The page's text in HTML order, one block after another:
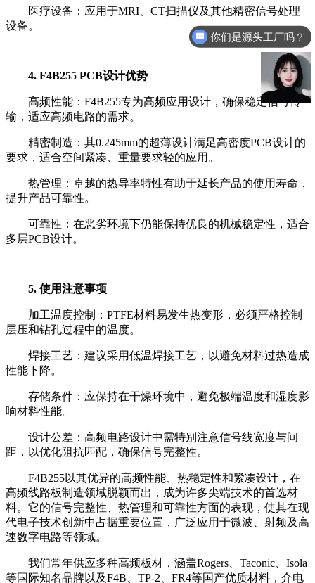
医疗设备：应用于MRI、CT扫描仪及其他精密信号处理
设备。
4. F4B255 PCB设计优势
高频性能：F4B255专为高频应用设计，确保稳定信号传
输，适应高频电路的需求。
精密制造：其0.245mm的超薄设计满足高密度PCB设计的
要求，适合空间紧凑、重量要求轻的应用。
热管理：卓越的热导率特性有助于延长产品的使用寿命，
提升产品可靠性。
可靠性：在恶劣环境下仍能保持优良的机械稳定性，适合
多层PCB设计。
5. 使用注意事项
加工温度控制：PTFE材料易发生热变形，必须严格控制
层压和钻孔过程中的温度。
焊接工艺：建议采用低温焊接工艺，以避免材料过热造成
性能下降。
存储条件：应保持在干燥环境中，避免极端温度和湿度影
响材料性能。
设计公差：高频电路设计中需特别注意信号线宽度与间
距，以优化阻抗匹配，确保信号完整性。
F4B255以其优异的高频性能、热稳定性和紧凑设计，在
高频线路板制造领域脱颖而出，成为许多尖端技术的首选材
料。它的信号完整性、热管理和可靠性方面的表现，使其在现
代电子技术创新中占据重要位置，广泛应用于微波、射频及高
速数字电路等领域。
我们常年供应多种高频板材，涵盖Rogers、Taconic、Isola
等国际知名品牌以及F4B、TP-2、FR4等国产优质材料，介电
你们是源头工厂吗？